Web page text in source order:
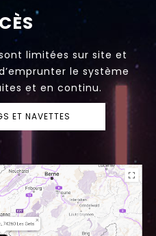
limitées sur site et
le système
et en continu.
ET NAVETTES